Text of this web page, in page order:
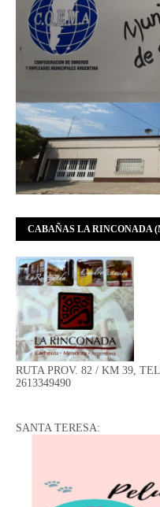
CABAÑAS LA RINCONADA
RUTA PROV. 82 / KM 39,
2613349490
SANTA TERESA: